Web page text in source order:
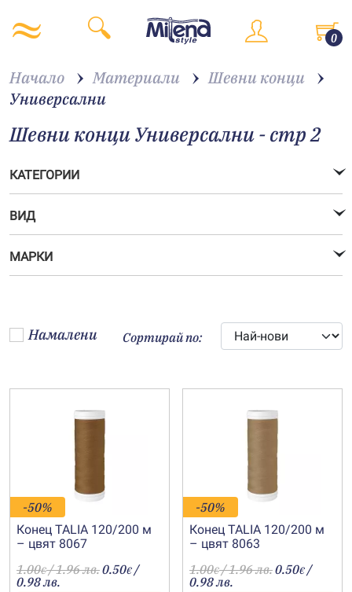
0
Начало Материали
Шевни конци
Универсални
Шевни конци Универсални - стр 2
КАТЕГОРИИ
ВИД
МАРКИ
Намалени Сортирай по:
-50%
Конец TALIA 120/200 м
– цвят 8067
1.00€/ 1.96 лв.0.50€ /
0.98 лв.
-50%
Конец TALIA 120/200 м
– цвят 8063
1.00€/ 1.96 лв.0.50€ /
0.98 лв.